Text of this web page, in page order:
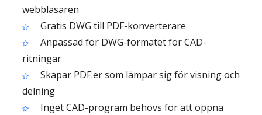
webbläsaren
Gratis DWG till PDF-konverterare
Anpassad för DWG-formatet för CAD-
ritningar
Skapar PDF:er som lämpar sig för visning och
delning
Inget CAD-program behövs för att öppna